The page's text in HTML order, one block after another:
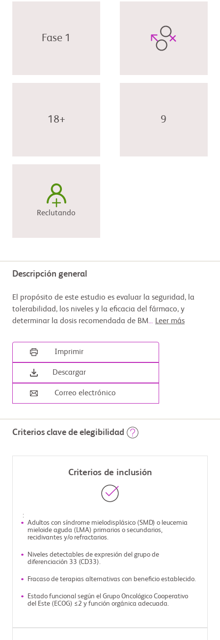
Fase 1
18+ 9
Reclutando
Descripción general
El propósito de este estudio es evaluar la seguridad, la
tolerabilidad, los niveles y la eficacia del fármaco, y
determinar la dosis recomendada de BM... Leer más
Imprimir
Descargar
Correo electrónico
Criterios clave de elegibilidad
Criterios de inclusión
:
Adultos con síndrome mielodisplásico (SMD) o leucemia
mieloide aguda (LMA) primarios o secundarios,
recidivantes y/o refractarios.
Niveles detectables de expresión del grupo de
diferenciación 33 (CD33).
Fracaso de terapias alternativas con beneficio establecido.
Estado funcional según el Grupo Oncológico Cooperativo
del Este (ECOG) ≤2 y función orgánica adecuada.